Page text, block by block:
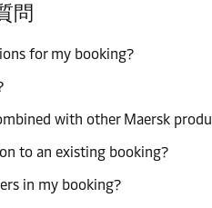
問
for my booking?
with other Maersk
to an existing booking?
in my booking?